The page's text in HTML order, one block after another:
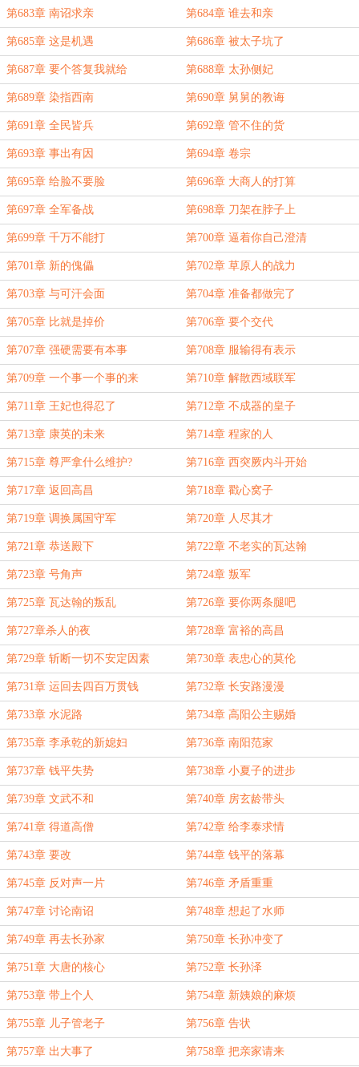
第683章 南诏求亲 第684章 谁去和亲
第685章 这是机遇 第686章 被太子坑了
第687章 要个答复我就给 第688章 太孙侧妃
第689章 染指西南 第690章 舅舅的教诲
第691章 全民皆兵 第692章 管不住的货
第693章 事出有因 第694章 卷宗
第695章 给脸不要脸 第696章 大商人的打算
第697章 全军备战 第698章 刀架在脖子上
第699章 千万不能打 第700章 逼着你自己澄清
第701章 新的傀儡 第702章 草原人的战力
第703章 与可汗会面 第704章 准备都做完了
第705章 比就是掉价 第706章 要个交代
第707章 强硬需要有本事 第708章 服输得有表示
第709章 一个事一个事的来 第710章 解散西域联军
第711章 王妃也得忍了 第712章 不成器的皇子
第713章 康英的未来 第714章 程家的人
第715章 尊严拿什么维护? 第716章 西突厥内斗开始
第717章 返回高昌 第718章 戳心窝子
第719章 调换属国守军 第720章 人尽其才
第721章 恭送殿下 第722章 不老实的瓦达翰
第723章 号角声 第724章 叛军
第725章 瓦达翰的叛乱 第726章 要你两条腿吧
第727章杀人的夜 第728章 富裕的高昌
第729章 斩断一切不安定因素 第730章 表忠心的莫伦
第731章 运回去四百万贯钱 第732章 长安路漫漫
第733章 水泥路 第734章 高阳公主赐婚
第735章 李承乾的新媳妇 第736章 南阳范家
第737章 钱平失势 第738章 小夏子的进步
第739章 文武不和 第740章 房玄龄带头
第741章 得道高僧 第742章 给李泰求情
第743章 要改 第744章 钱平的落幕
第745章 反对声一片 第746章 矛盾重重
第747章 讨论南诏 第748章 想起了水师
第749章 再去长孙家 第750章 长孙冲变了
第751章 大唐的核心 第752章 长孙泽
第753章 带上个人 第754章 新姨娘的麻烦
第755章 儿子管老子 第756章 告状
第757章 出大事了 第758章 把亲家请来